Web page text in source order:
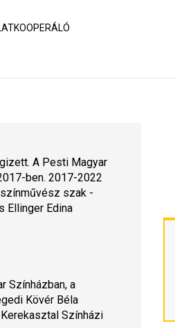
KOOPERÁLÓ
A Pesti Magyar
ben. 2017-2022
szak -
Ellinger Edina
Színházban, a
Kövér Béla
Színházi